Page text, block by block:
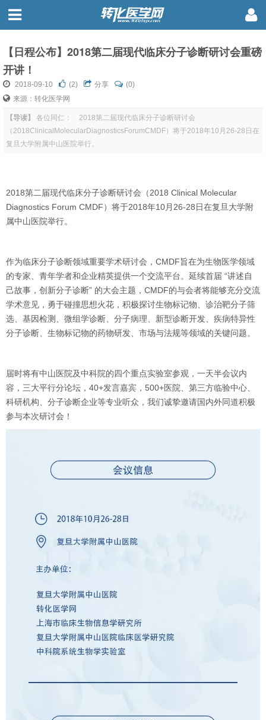
【日程公布】2018第二届现代临床分子诊断研讨会重磅
开讲！
2018-09-10 (2) 分享
(0)
来源：转化医学网
【导读】
各位同仁： 2018第二届现代临床分子诊断研讨会
（2018ClinicalMolecularDiagnosticsForumCMDF）将于2018年10月26-28日在
复旦大学附属中山医院举行。
2018第二届现代临床分子诊断研讨会（2018 Clinical Molecular
Diagnostics Forum CMDF）将于2018年10月26-28日在复旦大学附
属中山医院举行。
作为临床分子诊断领域重要学术研讨会，CMDF旨在为生物医学领域
的专家、青年学者和企业精英提供一个交流平台。延续首届 “讲述自
己故事，创新分子诊断” 的大会主题，CMDF的与会者将能够充分交流
学术意见，勇于碰撞思想火花，积极探讨生物标记物、诊治靶分子筛
选、基因检测、微组学诊断、分子病理、新型诊断开发、疾病特异性
分子诊断、生物标记物的药物研发、市场与法规等领域的关键问题。
届时将有中山医院及中科院的四个重点实验室参观，一天半会议内
容，三大平行分论坛，40+发言嘉宾，500+医院、第三方临验中心、
科研机构、分子诊断企业等专业听众，我们诚挚邀请国内外同道积极
参与本次研讨会！